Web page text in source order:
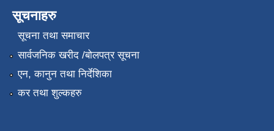
सूचनाहरु
सूचना तथा समाचार
सार्वजनिक खरीद /बोलपत्र सूचना
एन, कानुन तथा निर्देशिका
कर तथा शुल्कहरु